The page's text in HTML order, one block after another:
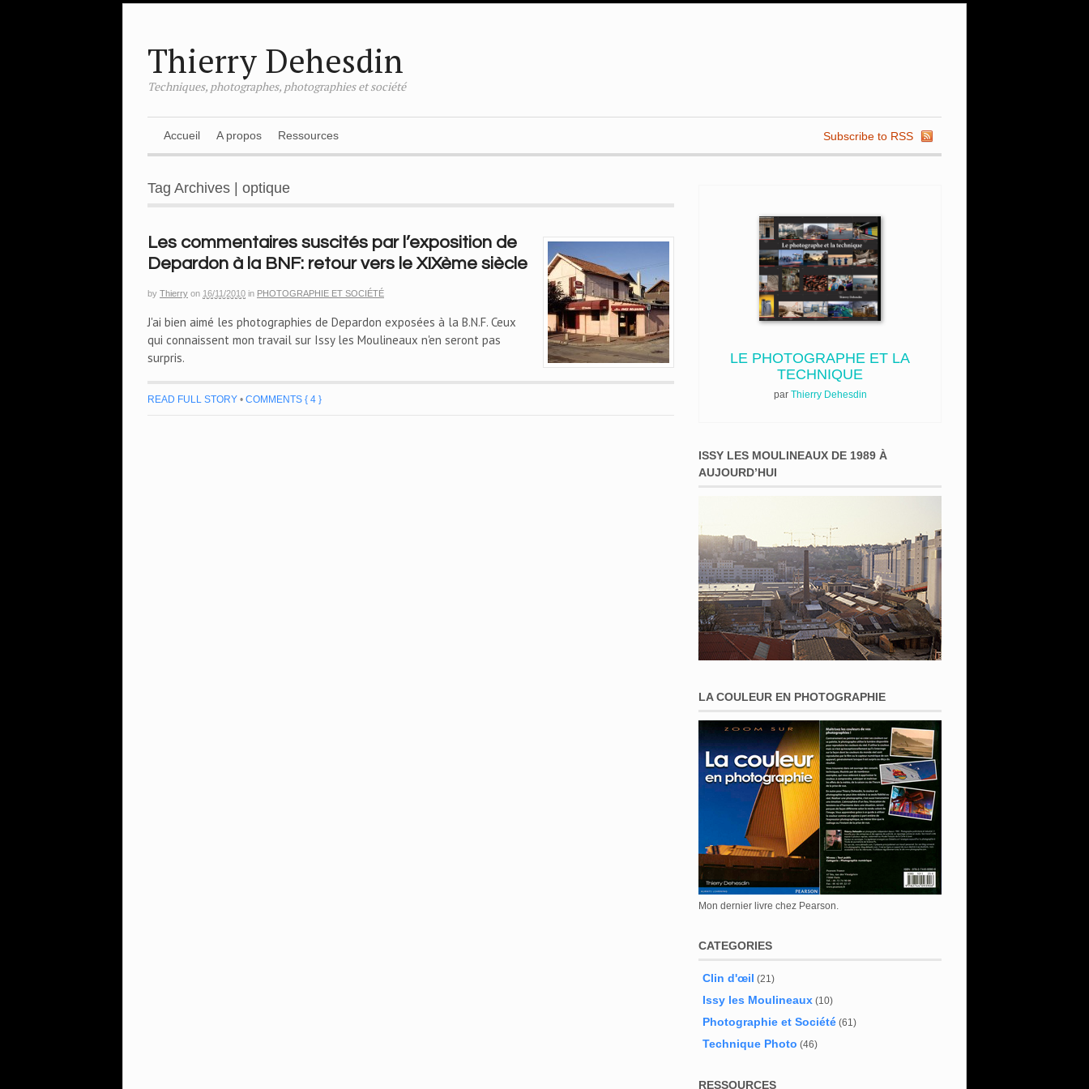
Thierry Dehesdin
Techniques, photographes, photographies et société
Subscribe to RSS
Accueil A propos Ressources
Tag Archives | optique
Les commentaires suscités par l’exposition de
Depardon à la BNF: retour vers le XIXème siècle
by Thierry on 16/11/2010 in PHOTOGRAPHIE ET SOCIÉTÉ
J'ai bien aimé les photographies de Depardon exposées à la B.N.F. Ceux
qui connaissent mon travail sur Issy les Moulineaux n'en seront pas
surpris.
READ FULL STORY • COMMENTS { 4 }
LE PHOTOGRAPHE ET LA
TECHNIQUE
par Thierry Dehesdin
ISSY LES MOULINEAUX DE 1989 À
AUJOURD’HUI
LA COULEUR EN PHOTOGRAPHIE
Mon dernier livre chez Pearson.
CATEGORIES
Clin d'œil (21)
Issy les Moulineaux (10)
Photographie et Société (61)
Technique Photo (46)
RESSOURCES